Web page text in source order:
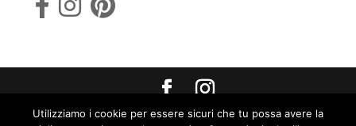
Max World s.r.l. Strada Pratoboschiero, 4 Fraz.
Utilizziamo i cookie per essere sicuri che tu possa avere la